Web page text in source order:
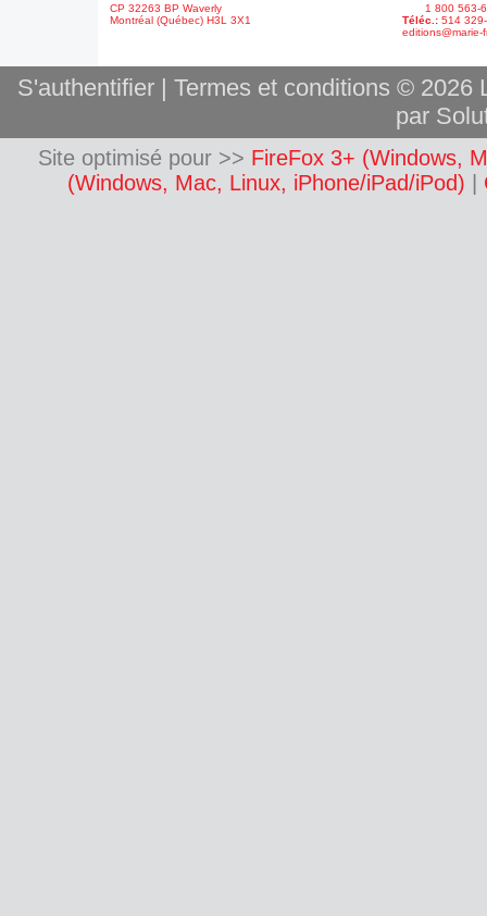
CP 32263 BP Waverly
Montréal (Québec) H3L 3X1
1 800 563-
Téléc.: 514
editions@marie-
S'authentifier| Termes et conditions © 2026
par
Site optimisé pour >> FireFox 3+ (Windows,
(Windows, Mac, Linux, iPhone/iPad/iPod)